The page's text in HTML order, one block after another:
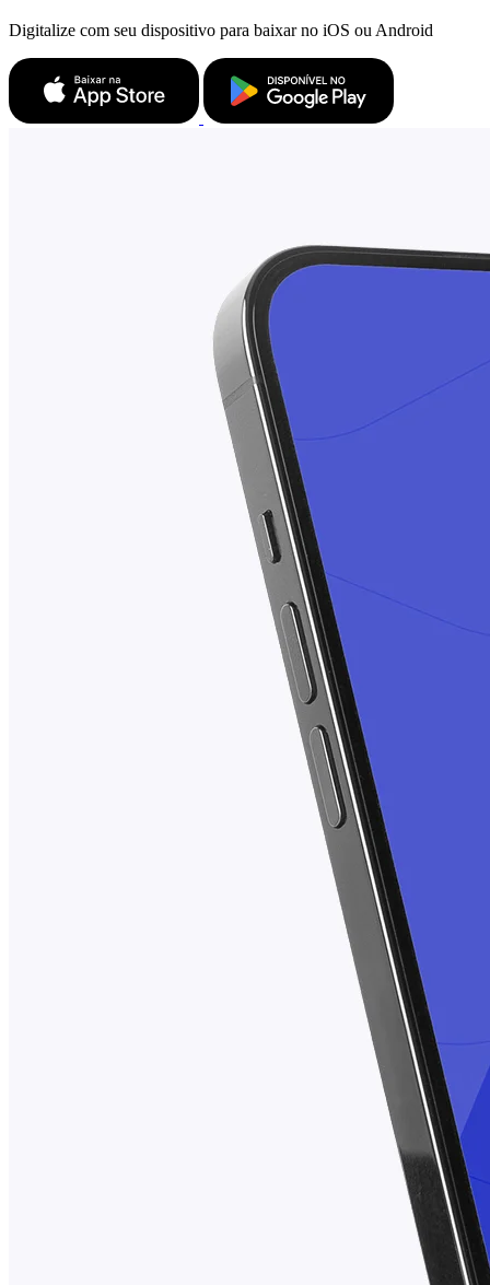
Digitalize com seu dispositivo para baixar no iOS ou Android